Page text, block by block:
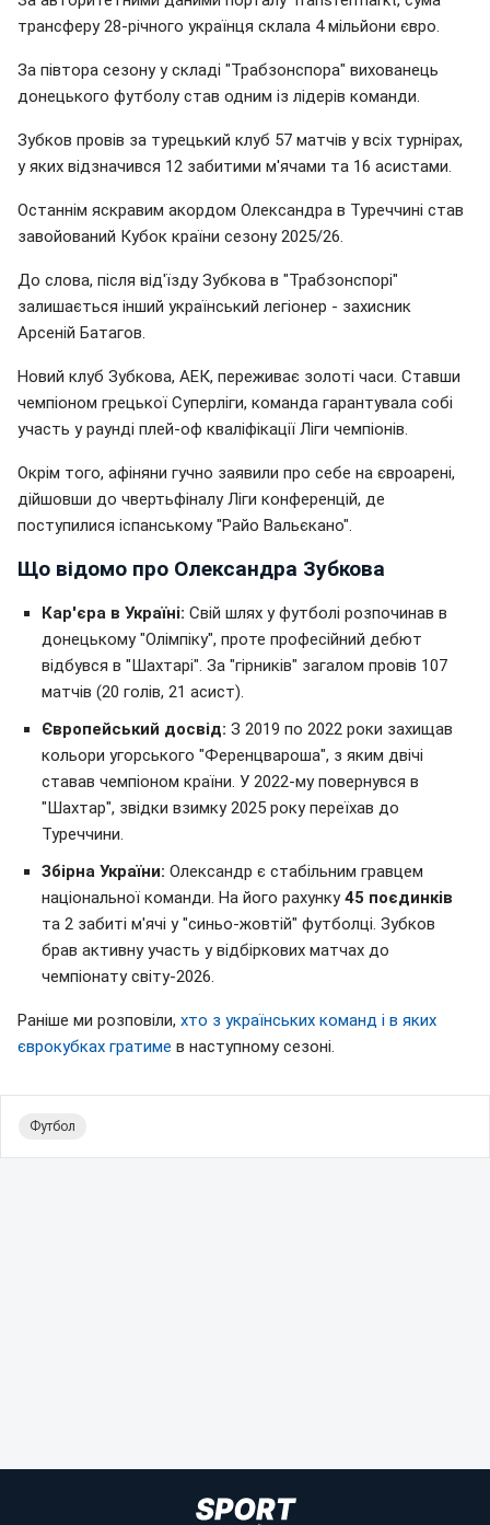
трансферу 28-річного українця склала 4 мільйони євро.
За півтора сезону у складі "Трабзонспора" вихованець
донецького футболу став одним із лідерів команди.
Зубков провів за турецький клуб 57 матчів у всіх турнірах,
у яких відзначився 12 забитими м'ячами та 16 асистами.
Останнім яскравим акордом Олександра в Туреччині став
завойований Кубок країни сезону 2025/26.
До слова, після від'їзду Зубкова в "Трабзонспорі"
залишається інший український легіонер - захисник
Арсеній Батагов.
Новий клуб Зубкова, АЕК, переживає золоті часи. Ставши
чемпіоном грецької Суперліги, команда гарантувала собі
участь у раунді плей-оф кваліфікації Ліги чемпіонів.
Окрім того, афіняни гучно заявили про себе на євроарені,
дійшовши до чвертьфіналу Ліги конференцій, де
поступилися іспанському "Райо Вальєкано".
Що відомо про Олександра Зубкова
Кар'єра в Україні: Свій шлях у футболі розпочинав в
донецькому "Олімпіку", проте професійний дебют
відбувся в "Шахтарі". За "гірників" загалом провів 107
матчів (20 голів, 21 асист).
Європейський досвід: З 2019 по 2022 роки захищав
кольори угорського "Ференцвароша", з яким двічі
ставав чемпіоном країни. У 2022-му повернувся в
"Шахтар", звідки взимку 2025 року переїхав до
Туреччини.
Збірна України: Олександр є стабільним гравцем
національної команди. На його рахунку45 поєдинків
та 2 забиті м'ячі у "синьо-жовтій" футболці. Зубков
брав активну участь у відбіркових матчах до
чемпіонату світу-2026.
Раніше ми розповіли, хто з українських команд і в яких
єврокубках гратиме в наступному сезоні.
Футбол